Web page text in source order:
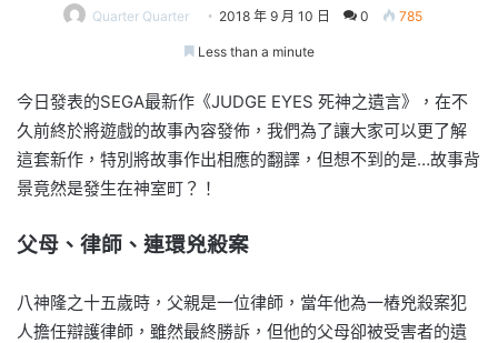
Quarter Quarter 2018 年 9 月 10 日 0 785
Less than a minute
今日發表的SEGA最新作《JUDGE EYES 死神之遺言》，在不
久前終於將遊戲的故事內容發佈，我們為了讓大家可以更了解
這套新作，特別將故事作出相應的翻譯，但想不到的是…故事背
景竟然是發生在神室町？！
父母、律師、連環兇殺案
八神隆之十五歲時，父親是一位律師，當年他為一樁兇殺案犯
人擔任辯護律師，雖然最終勝訴，但他的父母卻被受害者的遺